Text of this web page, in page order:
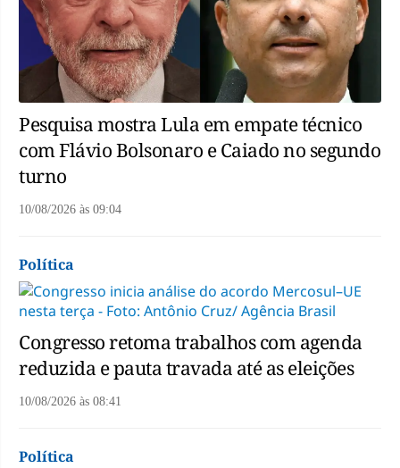
Pesquisa mostra Lula em empate técnico
com Flávio Bolsonaro e Caiado no segundo
turno
10/08/2026 às 09:04
Política
Congresso retoma trabalhos com agenda
reduzida e pauta travada até as eleições
10/08/2026 às 08:41
Política